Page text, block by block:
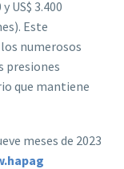
US$ 3.400
Este
numerosos
presiones
que mantiene
meses de 2023